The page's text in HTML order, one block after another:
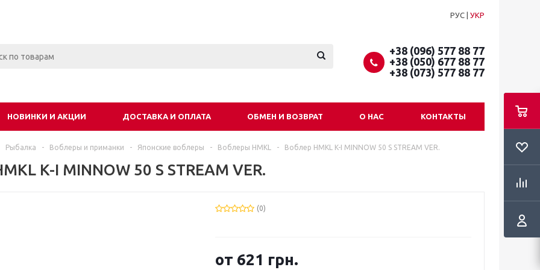
РУС УКР
+38 (096) 577 88 77
+38 (050) 677 88 77
+38 (073) 577 88 77
НОВИНКИ И АКЦИИ ДОСТАВКА И ОПЛАТА ОБМЕН И ВОЗВРАТ О НАС КОНТАКТЫ
Рыбалка - Воблеры и приманки - Японские воблеры - Воблеры HMKL - Воблер HMKL K-I MINNOW 50 S STREAM VER.
K-I MINNOW 50 S STREAM VER.
(0)
от 621 грн.